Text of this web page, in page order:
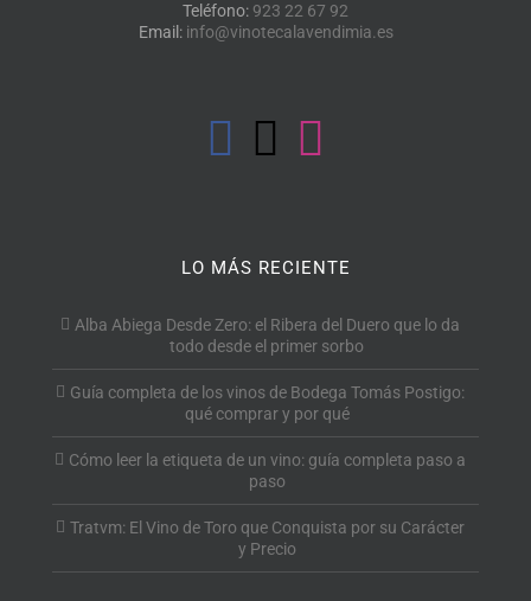
Teléfono: 923 22 67 92
Email: info@vinotecalavendimia.es
LO MÁS RECIENTE
Alba Abiega Desde Zero: el Ribera del Duero que lo da
todo desde el primer sorbo
Guía completa de los vinos de Bodega Tomás Postigo:
qué comprar y por qué
Cómo leer la etiqueta de un vino: guía completa paso a
paso
Tratvm: El Vino de Toro que Conquista por su Carácter
y Precio